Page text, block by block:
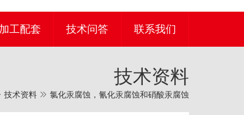
加工配套 技术问答 联系我们
技术资料
技术资料 氯化汞腐蚀，氰化汞腐蚀和硝酸汞腐蚀